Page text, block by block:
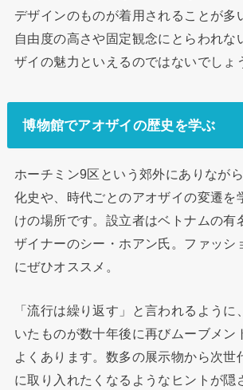
デザインのものが着用されることが多
自由度の高さや固定観念にとらわれな
ザイの魅力といえるのではないでしょ
博物館でアオザイの歴史を学ぶ
ホーチミン9区という郊外にありなが
化史や、時代ごとのアオザイの変遷を
けの場所です。設立者はベトナムの有
ザイナーのシー・ホアン氏。ファッシ
にぜひオススメ。
「流行は繰り返す」と言われるように
いたものが数十年後に再びムーブメン
よくあります。数多の展示物から次世
に取り入れたくなるようなヒントが隠